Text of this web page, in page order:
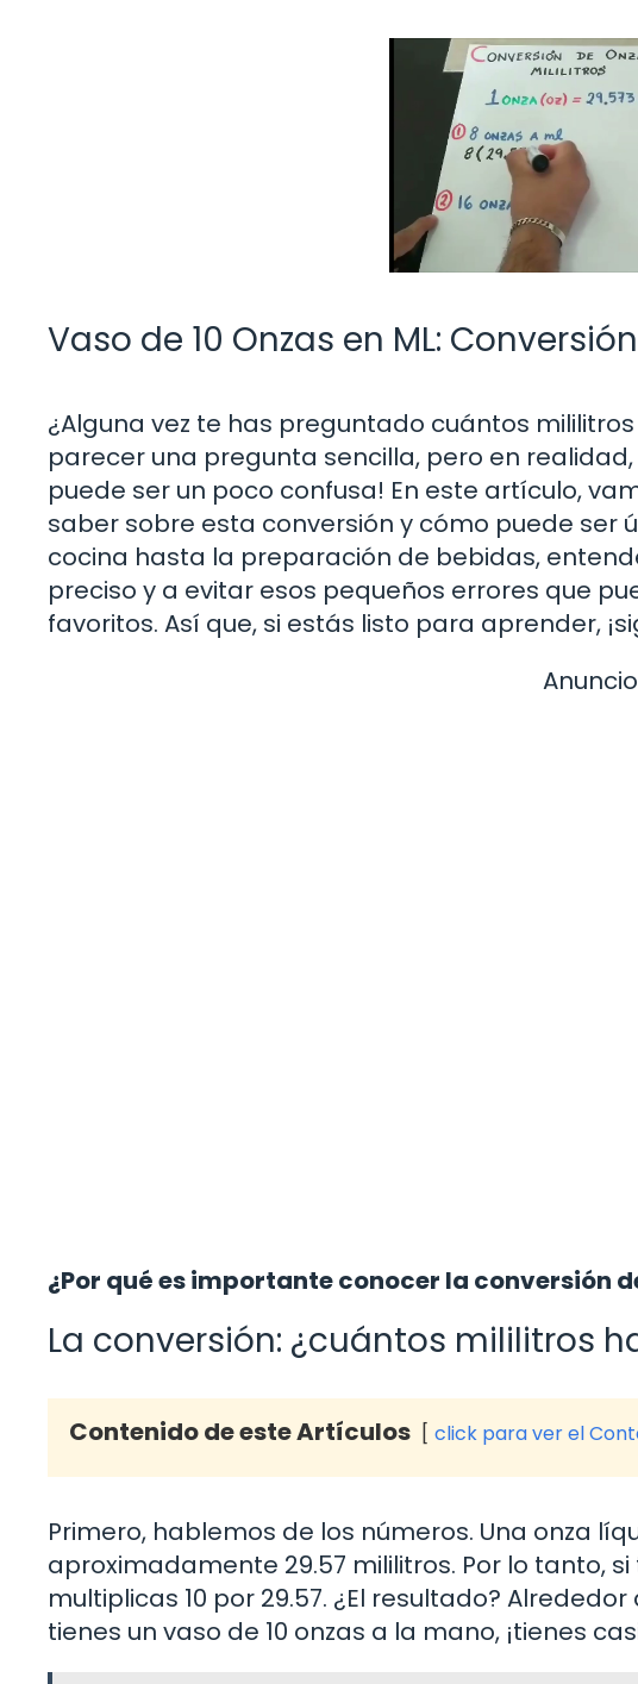
Vaso de 10 Onzas en ML:
¿Alguna vez te has preguntado cuántos mililitros
parecer una pregunta sencilla, pero en
puede ser un poco confusa! En este artículo,
saber sobre esta conversión y cómo puede ser
cocina hasta la preparación de bebidas,
preciso y a evitar esos pequeños errores que
favoritos. Así que, si estás listo para aprender,
¿Por qué es importante conocer la conversión
La conversión: ¿cuántos mililitros
Contenido de este Artículos click para ver el
Primero, hablemos de los números. Una onza
aproximadamente 29.57 mililitros. Por lo tanto,
multiplicas 10 por 29.57. ¿El resultado?
tienes un vaso de 10 onzas a la mano, ¡tienes